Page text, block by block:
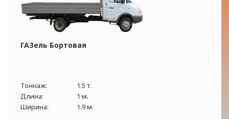
ГАЗель Бортовая
Тоннаж:
1.5 т.
Длина:
1 м.
Ширина:
1.9 м.